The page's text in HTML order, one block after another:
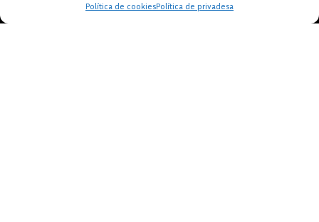
Política de cookiesPolítica de privadesa